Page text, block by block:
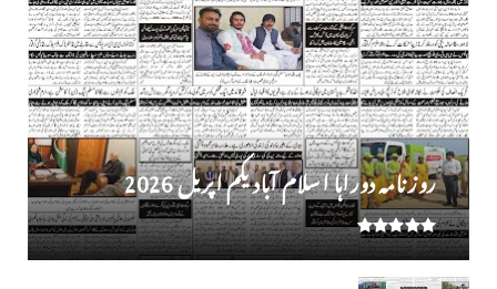
روز نامہ دوراہا اسلام آباد یکم اپریل 2026